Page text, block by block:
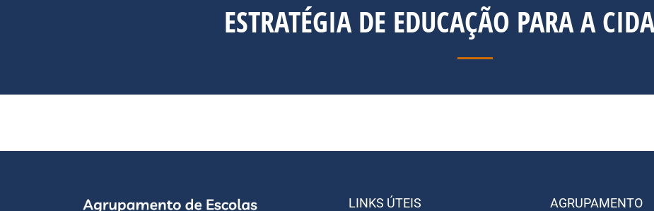
ESTRATÉGIA DE EDUCAÇÃO PARA A
LINKS ÚTEIS AGRUPAMENTO